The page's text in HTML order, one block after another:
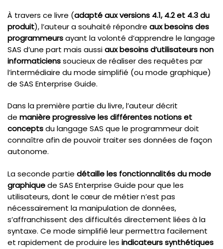
À travers ce livre (adapté aux versions 4.1, 4.2 et 4.3 du
produit), l’auteur a souhaité répondre auxbesoins des
programmeursayant la volonté d’apprendre le langage
SAS d’une part mais aussiaux besoins d’utilisateurs non
informaticienssoucieux de réaliser des requêtes par
l’intermédiaire du mode simplifié (ou mode graphique)
de SAS Enterprise Guide.
Dans la première partie du livre, l’auteur décrit
de manière progressive les différentes notions et
conceptsdu langage SAS que le programmeur doit
connaître afin de pouvoir traiter ses données de façon
autonome.
La seconde partie détaille les fonctionnalités du mode
graphiquede SAS Enterprise Guide pour que les
utilisateurs, dont le cœur de métier n’est pas
nécessairement la manipulation de données,
s’affranchissent des difficultés directement liées à la
syntaxe. Ce mode simplifié leur permettra facilement
et rapidement de produire les indicateurs synthétiques